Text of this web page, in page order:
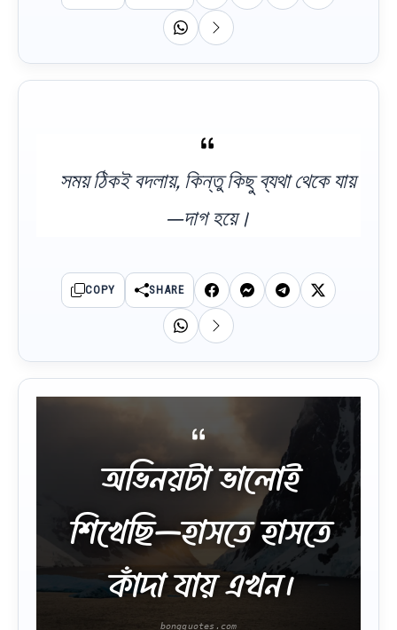
সময় ঠিকই বদলায়, কিন্তু কিছু ব্যথা থেকে যায়
—দাগ হয়ে।
COPY SHARE
অভিনয়টা ভালোই
শিখেছি—হাসতে হাসতে
কাঁদা যায় এখন।